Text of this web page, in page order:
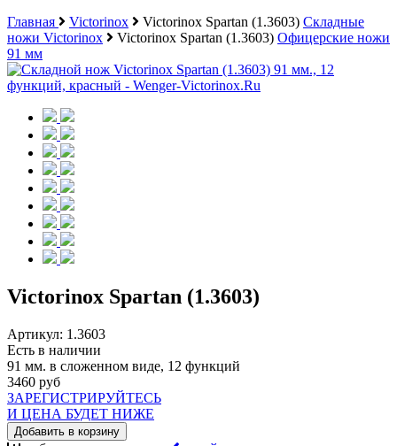
Главная
Victorinox Victorinox Spartan (1.3603) Складные
ножи Victorinox
Victorinox Spartan (1.3603) Офицерские ножи
91 мм
Victorinox Spartan (1.3603)
Артикул: 1.3603
Есть в наличии
91 мм. в сложенном виде, 12 функций
3460 руб
ЗАРЕГИСТРИРУЙТЕСЬ
И ЦЕНА БУДЕТ НИЖЕ
Добавить в корзину